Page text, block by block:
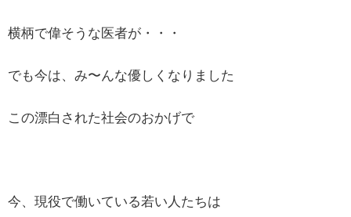
横柄で偉そうな医者が・・・
でも今は、み〜んな優しくなりました
この漂白された社会のおかげで
今、現役で働いている若い人たちは